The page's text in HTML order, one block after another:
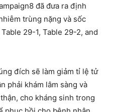
đã đưa ra định
trùng nặng và sốc
29-1, Table 29-2, and
đích sẽ làm giảm tỉ lệ tử
phải khám lâm sàng và
cho kháng sinh trong